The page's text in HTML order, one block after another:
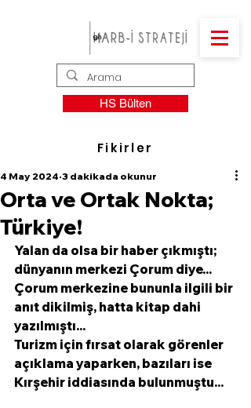
HS Bülten
Fikirler
Orta ve Ortak Nokta;
Türkiye!
4 May 2024 3 dakikada okunur
Yalan da olsa bir haber çıkmıştı;
dünyanın merkezi Çorum diye...
Çorum merkezine bununla ilgili bir
anıt dikilmiş, hatta kitap dahi
yazılmıştı...
Turizm için fırsat olarak görenler
açıklama yaparken, bazıları ise
Kırşehir iddiasında bulunmuştu...